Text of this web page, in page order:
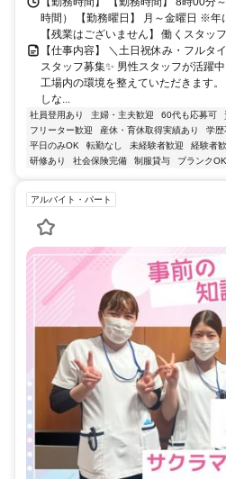
時間） 【勤務曜日】 月～金曜日 ※年
【残業はございません】 働くスタッ
【仕事内容】 ＼土日祝休み・フルタ
スタッフ募集✨ 男性スタッフが活躍
工場内の環境を整えていただきます
しな...
社員登用あり 主婦・主夫歓迎 60代も応募可
フリーター歓迎
産休・育休取得実績あり 学歴
平日のみOK
転勤なし 未経験者歓迎 経験者
研修あり
社会保険完備 制服貸与 ブランクOK
アルバイト・パート